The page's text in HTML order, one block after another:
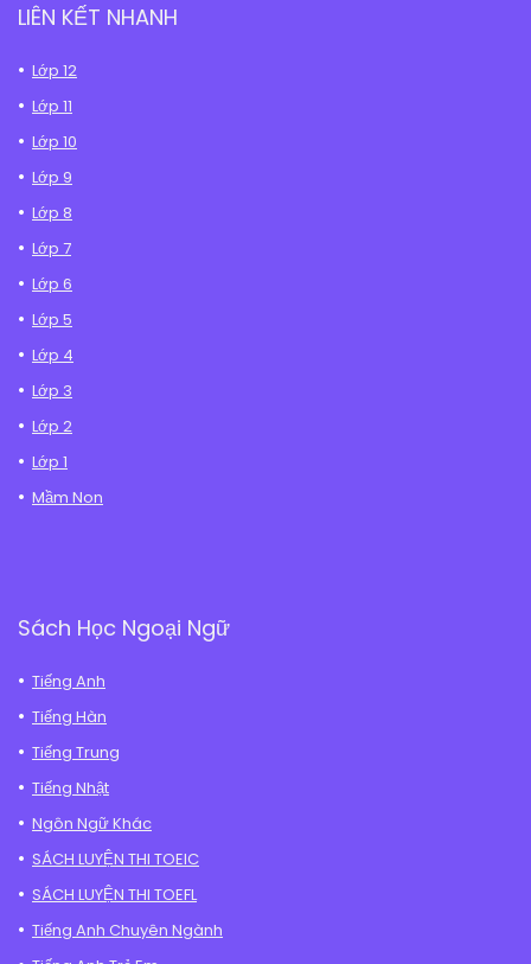
LIÊN KẾT NHANH
Lớp 12
Lớp 11
Lớp 10
Lớp 9
Lớp 8
Lớp 7
Lớp 6
Lớp 5
Lớp 4
Lớp 3
Lớp 2
Lớp 1
Mầm Non
Sách Học Ngoại Ngữ
Tiếng Anh
Tiếng Hàn
Tiếng Trung
Tiếng Nhật
Ngôn Ngữ Khác
SÁCH LUYỆN THI TOEIC
SÁCH LUYỆN THI TOEFL
Tiếng Anh Chuyên Ngành